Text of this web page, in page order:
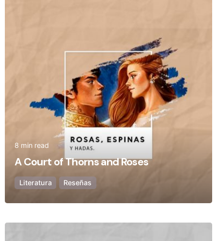
8 min read
A Court of Thorns and Roses
Literatura Reseñas